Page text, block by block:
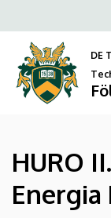
a
tartalomra
DE
HURO
Energia